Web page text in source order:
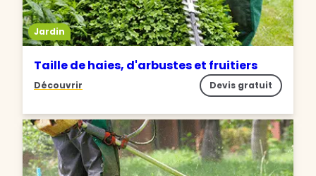
Jardin
Taille de haies, d'arbustes et fruitiers
Découvrir Devis gratuit